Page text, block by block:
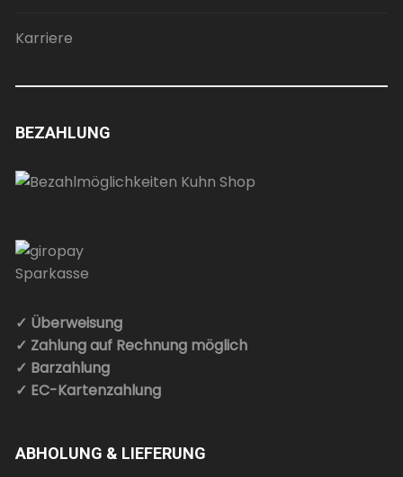
Karriere
BEZAHLUNG
✓ Überweisung
✓ Zahlung auf Rechnung möglich
✓ Barzahlung
✓ EC-Kartenzahlung
ABHOLUNG & LIEFERUNG